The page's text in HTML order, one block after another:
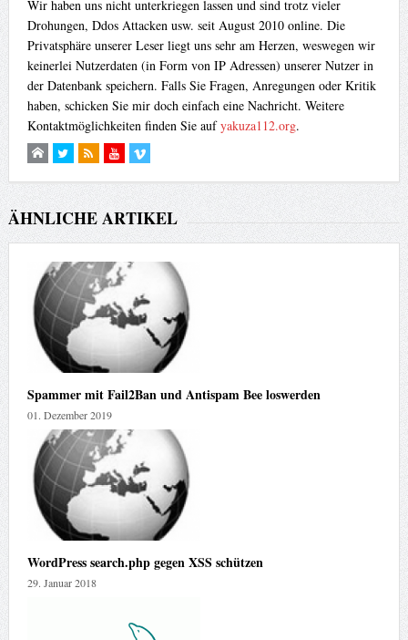
Wir haben uns nicht unterkriegen lassen und sind trotz vieler
Drohungen, Ddos Attacken usw. seit August 2010 online. Die
Privatsphäre unserer Leser liegt uns sehr am Herzen, weswegen wir
keinerlei Nutzerdaten (in Form von IP Adressen) unserer Nutzer in
der Datenbank speichern. Falls Sie Fragen, Anregungen oder Kritik
haben, schicken Sie mir doch einfach eine Nachricht. Weitere
Kontaktmöglichkeiten finden Sie aufyakuza112.org.
ÄHNLICHE ARTIKEL
Spammer mit Fail2Ban und Antispam Bee loswerden
01. Dezember 2019
WordPress search.php gegen XSS schützen
29. Januar 2018